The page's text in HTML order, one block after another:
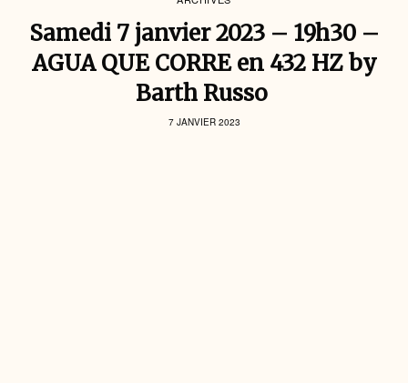
Samedi 7 janvier 2023 – 19h30 –
AGUA QUE CORRE en 432 HZ by
Barth Russo
7 JANVIER 2023